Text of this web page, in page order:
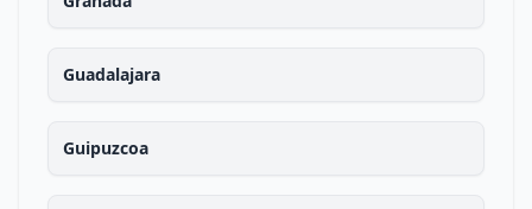
Guadalajara
Guipuzcoa